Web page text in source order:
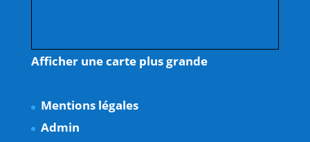
Afficher une carte plus grande
Mentions légales
Admin